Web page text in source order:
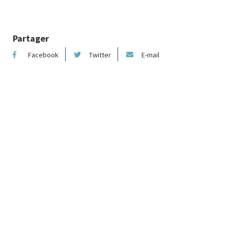
Partager
Facebook Twitter E-mail